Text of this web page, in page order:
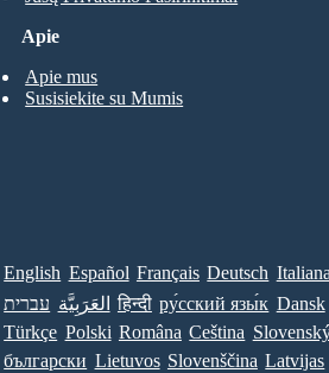
Apie
Apie mus
Susisiekite su Mumis
English Español Français Deutsch Italiana
עברית العَرَبِيَّة हिन्दी ру́сский язы́к Dansk
Türkçe Polski Româna Ceština
български Lietuvos Slovenščina Latvijas